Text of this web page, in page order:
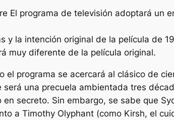
El programa de televisión adoptará un
y la intención original de la película de
muy diferente de la película original.
el programa se acercará al clásico de
una precuela ambientada tres
secreto. Sin embargo, se sabe que
a Timothy Olyphant (como Kirsh, el